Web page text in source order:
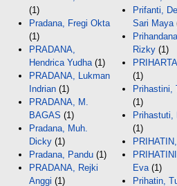
(1)
Pradana, Fregi Okta
(1)
PRADANA,
Hendrica Yudha (1)
PRADANA, Lukman
Indrian (1)
PRADANA, M.
BAGAS (1)
Pradana, Muh.
Dicky (1)
Pradana, Pandu (1)
PRADANA, Rejki
Anggi (1)
Prifanti,
Sari Maya
Rizky (1)
(1)
Prihastini,
(1)
Prihastuti,
(1)
Eva (1)
Prihatin,